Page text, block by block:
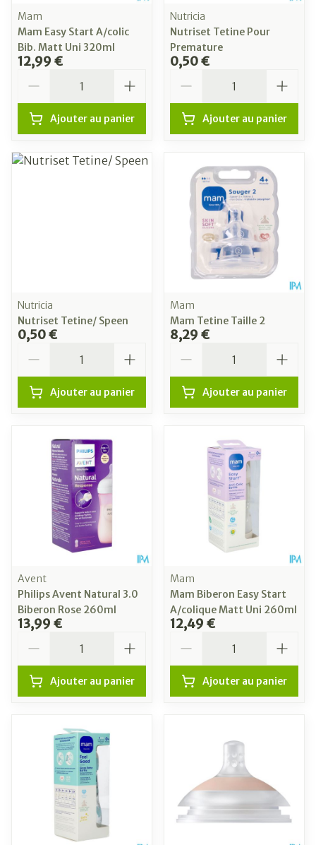
Mam
Mam Easy Start A/colic
Bib. Matt Uni 320ml
12,99 €
Ajouter au panier
Nutricia
Nutriset Tetine Pour
Premature
0,50 €
Ajouter au panier
Nutricia
Nutriset Tetine/ Speen
0,50 €
Ajouter au panier
Mam
Mam Tetine Taille 2
8,29 €
Ajouter au panier
Avent
Philips Avent Natural 3.0
Biberon Rose 260ml
13,99 €
Ajouter au panier
Mam
Mam Biberon Easy Start
A/colique Matt Uni 260ml
12,49 €
Ajouter au panier